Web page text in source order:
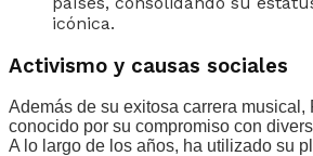
icónica.
Activismo y causas sociales
Además de su exitosa carrera musical,
conocido por su compromiso con
A lo largo de los años, ha utilizado su